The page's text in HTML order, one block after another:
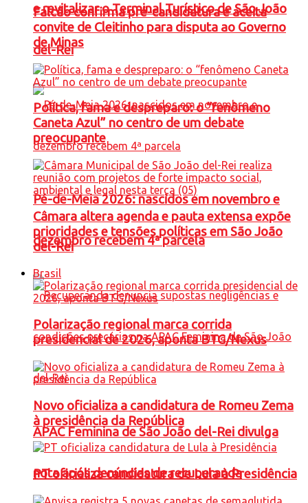
e revitalizar o Terminal Turístico de São João
del-Rei
Pé-de-Meia 2026: nascidos em novembro e
dezembro recebem 4ª parcela
APAC Feminina de São João del-Rei divulga
nota após denúncias de recuperanda
Falcão confirma pré-candidatura e aceita
convite de Cleitinho para disputa ao Governo
de Minas
Política, fama e despreparo: o “fenômeno
Caneta Azul” no centro de um debate
preocupante
Câmara altera agenda e pauta extensa expõe
prioridades e tensões políticas em São João
del-Rei
Brasil
Polarização regional marca corrida
presidencial de 2026, aponta BTG/Nexus
Novo oficializa a candidatura de Romeu Zema
à presidência da República
PT oficializa candidatura de Lula à Presidência